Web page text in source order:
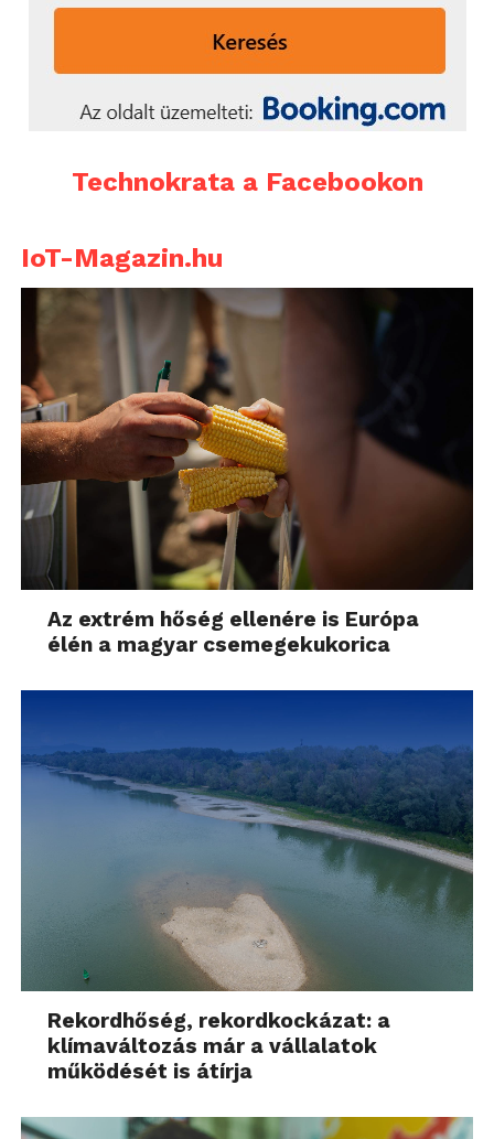
Technokrata a Facebookon
IoT-Magazin.hu
Az extrém hőség ellenére is Európa
élén a magyar csemegekukorica
Rekordhőség, rekordkockázat: a
klímaváltozás már a vállalatok
működését is átírja